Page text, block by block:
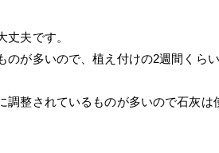
夫です。
のが多いので、植え付けの2週間くら
整されているものが多いので石灰は